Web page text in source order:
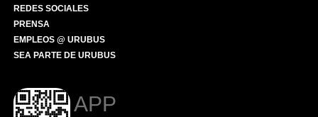
REDES SOCIALES
PRENSA
EMPLEOS @ URUBUS
SEA PARTE DE URUBUS
APP